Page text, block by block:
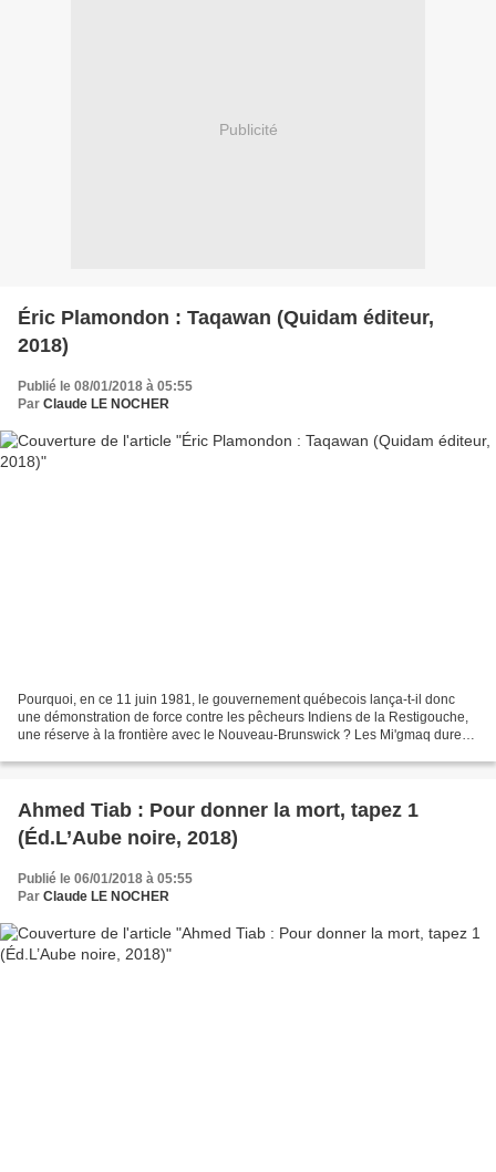
Publicité
Éric Plamondon : Taqawan (Quidam éditeur,
2018)
Publié le 08/01/2018 à 05:55
Par Claude LE NOCHER
Pourquoi, en ce 11 juin 1981, le gouvernement québecois lança-t-il donc
une démonstration de force contre les pêcheurs Indiens de la Restigouche,
une réserve à la frontière avec le Nouveau-Brunswick ? Les Mi'gmaq durent
Ahmed Tiab : Pour donner la mort, tapez 1
(Éd.L’Aube noire, 2018)
Publié le 06/01/2018 à 05:55
Par Claude LE NOCHER